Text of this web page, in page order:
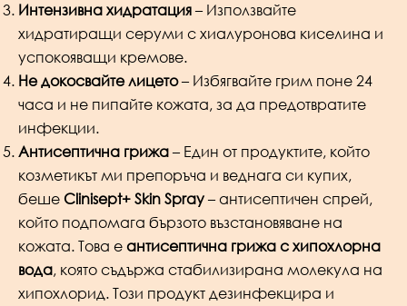
Интензивна хидратация– Използвайте
хидратиращи серуми с хиалуронова киселина и
успокояващи кремове.
Не докосвайте лицето– Избягвайте грим поне 24
часа и не пипайте кожата, за да предотвратите
инфекции.
Антисептична грижа– Един от продуктите, който
козметикът ми препоръча и веднага си купих,
беше Clinisept+ Skin Spray– антисептичен спрей,
който подпомага бързото възстановяване на
кожата. Това е антисептична грижа с хипохлорна
вода, която съдържа стабилизирана молекула на
хипохлорид. Този продукт дезинфекцира и